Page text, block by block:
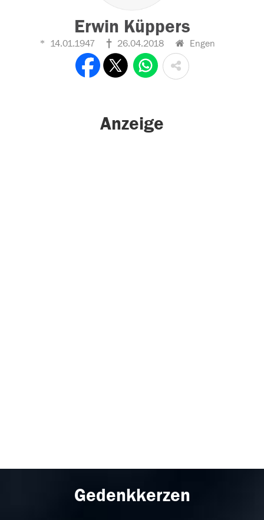
Erwin Küppers
14.01.1947 26.04.2018 Engen
Anzeige
Gedenkkerzen